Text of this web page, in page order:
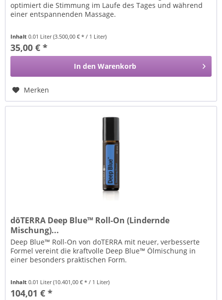
optimiert die Stimmung im Laufe des Tages und während
einer entspannenden Massage.
Inhalt0.01 Liter(3.500,00 € * / 1 Liter)
35,00 € *
In den Warenkorb
Merken
dōTERRA Deep Blue™ Roll-On (Lindernde
Mischung)...
Deep Blue™ Roll-On von doTERRA mit neuer, verbesserte
Formel vereint die kraftvolle Deep Blue™ Ölmischung in
einer besonders praktischen Form.
Inhalt0.01 Liter(10.401,00 € * / 1 Liter)
104,01 € *